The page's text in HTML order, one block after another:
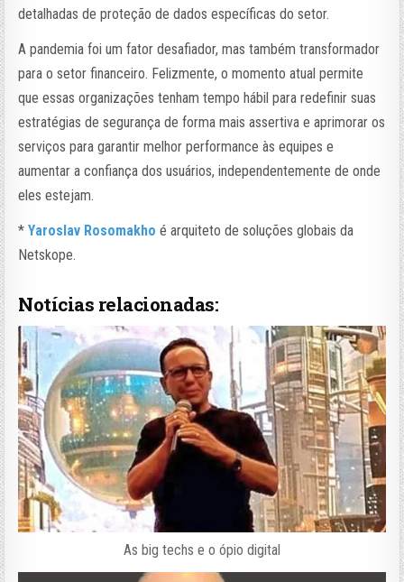
detalhadas de proteção de dados específicas do setor.
A pandemia foi um fator desafiador, mas também transformador
para o setor financeiro. Felizmente, o momento atual permite
que essas organizações tenham tempo hábil para redefinir suas
estratégias de segurança de forma mais assertiva e aprimorar os
serviços para garantir melhor performance às equipes e
aumentar a confiança dos usuários, independentemente de onde
eles estejam.
*Yaroslav Rosomakho é arquiteto de soluções globais da
Netskope.
Notícias relacionadas:
As big techs e o ópio digital